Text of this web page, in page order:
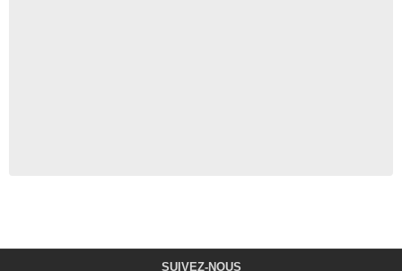
SUIVEZ-NOUS